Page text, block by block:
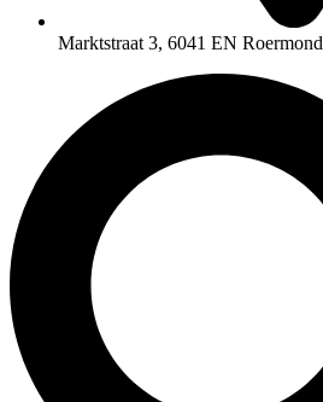
Marktstraat 3, 6041 EN Roermond